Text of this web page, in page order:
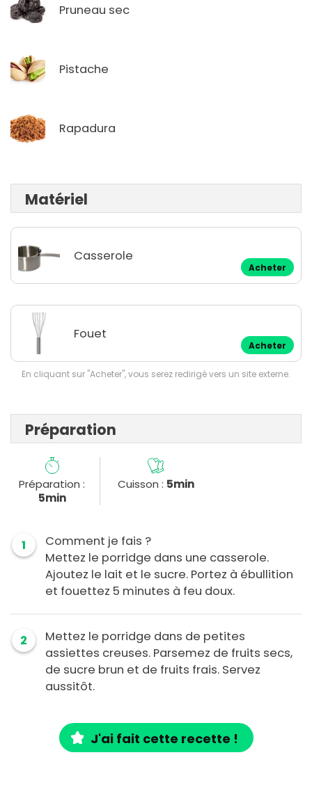
Pruneau sec
Pistache
Rapadura
Matériel
Casserole
Acheter
Fouet
Acheter
En cliquant sur "Acheter", vous serez redirigé vers un site externe.
Préparation
Préparation :
5min
Cuisson : 5min
1
Comment je fais ?
Mettez le porridge dans une casserole.
Ajoutez le lait et le sucre. Portez à ébullition
et fouettez 5 minutes à feu doux.
2
Mettez le porridge dans de petites
assiettes creuses. Parsemez de fruits secs,
de sucre brun et de fruits frais. Servez
aussitôt.
J'ai fait cette recette !